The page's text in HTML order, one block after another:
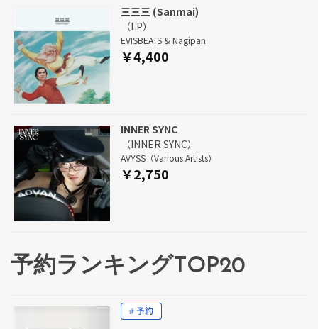
三三三 (Sanmai)
（LP）
EVISBEATS & Nagipan
￥4,400
INNER SYNC
（INNER SYNC）
AVYSS（Various Artists）
￥2,750
予約ランキングTOP20